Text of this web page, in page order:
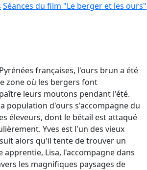
Séances du film "Le berger et les ours"
françaises, l'ours brun a été
zone où les bergers font
leurs moutons pendant l'été.
population d'ours s'accompagne du
éleveurs, dont le bétail est attaqué
Yves est l'un des vieux
alors qu'il tente de trouver un
apprentie, Lisa, l'accompagne dans
les magnifiques paysages de